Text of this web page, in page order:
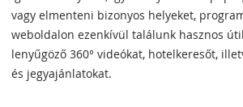
vagy elmenteni bizonyos helyeket,
weboldalon ezenkívül találunk hasznos
lenyűgöző 360° videókat, hotelkeresőt,
és jegyajánlatokat.